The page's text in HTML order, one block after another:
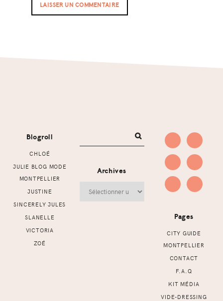
Blogroll
CHLOÉ
JULIE BLOG MODE
MONTPELLIER
JUSTINE
SINCERELY JULES
SLANELLE
VICTORIA
ZOÉ
Archives
Pages
CITY GUIDE
MONTPELLIER
CONTACT
F.A.Q
KIT MÉDIA
VIDE-DRESSING